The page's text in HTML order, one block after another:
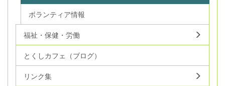
ボランティア情報
福祉・保健・労働
とくしカフェ（ブログ）
リンク集